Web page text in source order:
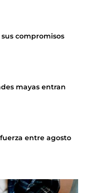
compromisos
mayas entran
entre agosto